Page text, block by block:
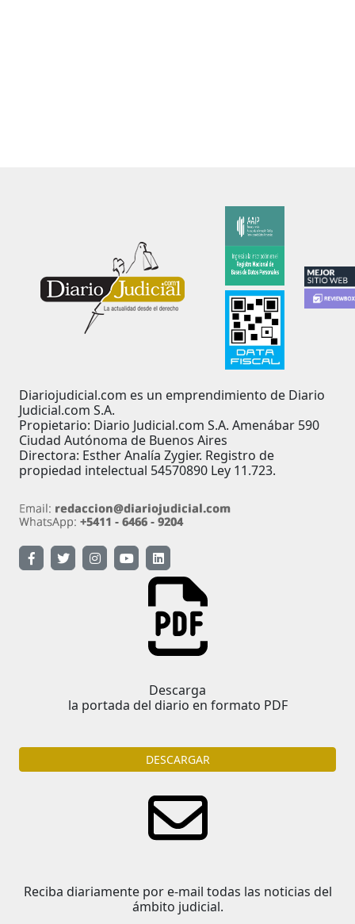
Diariojudicial.com es un emprendimiento de Diario
Judicial.com S.A.
Propietario: Diario Judicial.com S.A. Amenábar 590
Ciudad Autónoma de Buenos Aires
Directora: Esther Analía Zygier. Registro de
propiedad intelectual 54570890 Ley 11.723.
Descarga
la portada del diario en formato PDF
DESCARGAR
Reciba diariamente por e-mail todas las noticias del
ámbito judicial.